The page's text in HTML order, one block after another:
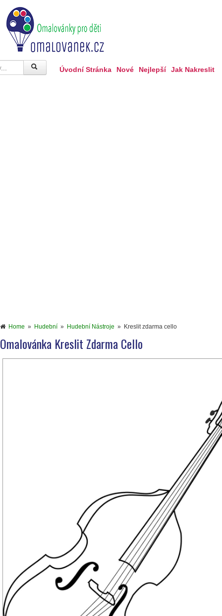
Úvodní Stránka Nové Nejlepší Jak Nakreslit
Home » Hudební » Hudební Nástroje » Kreslit zdarma cello
Omalovánka Kreslit Zdarma Cello